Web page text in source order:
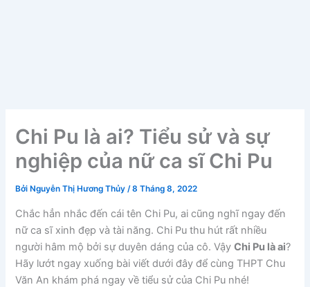
Chi Pu là ai? Tiểu sử và sự
nghiệp của nữ ca sĩ Chi Pu
Bởi Nguyễn Thị Hương Thủy/8 Tháng 8, 2022
Chắc hẳn nhắc đến cái tên Chi Pu, ai cũng nghĩ ngay đến
nữ ca sĩ xinh đẹp và tài năng. Chi Pu thu hút rất nhiều
người hâm mộ bởi sự duyên dáng của cô. VậyChi Pu là ai?
Hãy lướt ngay xuống bài viết dưới đây để cùng THPT Chu
Văn An khám phá ngay về tiểu sử của Chi Pu nhé!